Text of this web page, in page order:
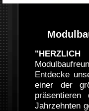
{MEDIANAME}
{MEDIANAME}
Entdecke
einer der
Jahrzehnten